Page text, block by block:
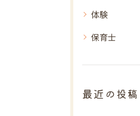
体験
保育士
最近の投稿